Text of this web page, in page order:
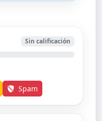
Sin calificación
Spam